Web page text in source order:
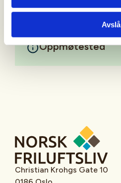
Avslå
Oppmøtested
Christian Krohgs Gate 10